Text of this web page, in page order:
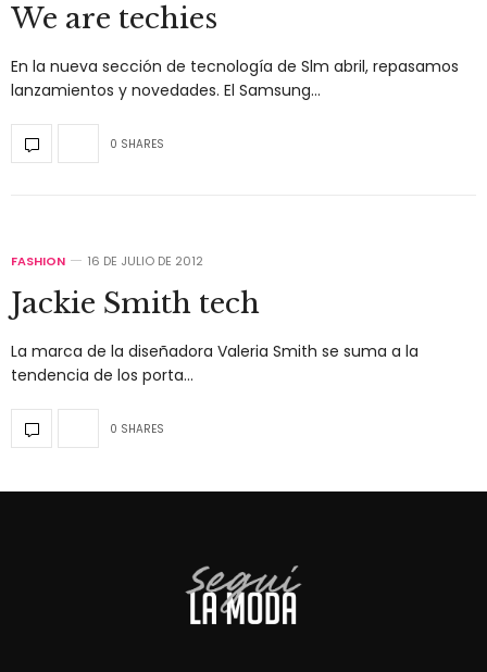
We are techies
En la nueva sección de tecnología de Slm abril, repasamos
lanzamientos y novedades. El Samsung…
0 SHARES
FASHION 16 DE JULIO DE 2012
Jackie Smith tech
La marca de la diseñadora Valeria Smith se suma a la
tendencia de los porta…
0 SHARES